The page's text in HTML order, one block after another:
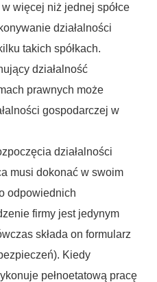
więcej niż jednej spółce
działalności
takich spółkach.
działalność
prawnych może
gospodarczej w
działalności
musi dokonać w swoim
odpowiednich
firmy jest jedynym
składa on formularz
Kiedy
pełnoetatową pracę